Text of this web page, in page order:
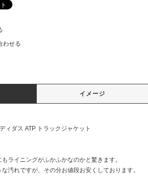
わせる
イメージ
ィダス ATP トラックジャケット
ライニングがふかふかなのかと驚きます。
汚れですが、その分お値段お安くしております。